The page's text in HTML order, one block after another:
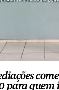
para quem